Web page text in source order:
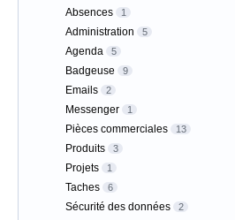
Absences 1
Administration 5
Agenda 5
Badgeuse 9
Emails 2
Messenger 1
Pièces commerciales 13
Produits 3
Projets 1
Taches 6
Sécurité des données 2